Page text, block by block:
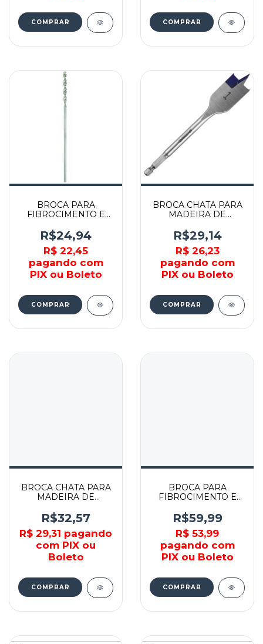
COMPRAR COMPRAR
BROCA PARA
FIBROCIMENTO E
- IW1840 - IRWIN
R$24,94
R$ 22,45
pagando com
PIX ou Boleto
COMPRAR
BROCA CHATA PARA
MADEIRA DE
IRWIN
R$29,14
R$ 26,23
pagando com
PIX ou Boleto
COMPRAR
BROCA CHATA PARA
MADEIRA DE
014334 - IRWIN
R$32,57
R$ 29,31 pagando
com PIX ou
Boleto
COMPRAR
BROCA PARA
FIBROCIMENTO E
250MM - IW1841 -
IRWIN
R$59,99
R$ 53,99
pagando com
PIX ou Boleto
COMPRAR